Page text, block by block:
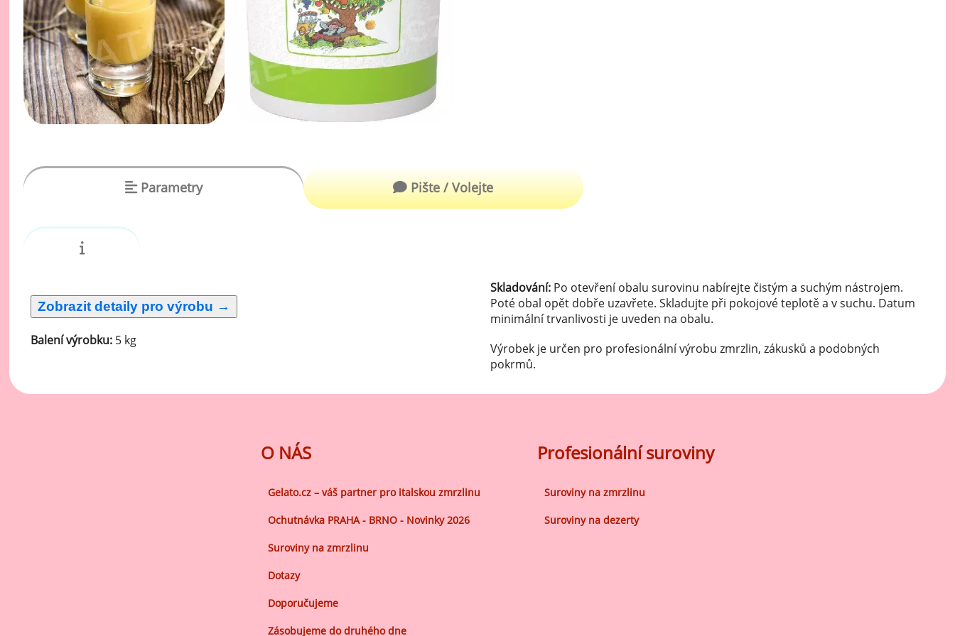
Arašídové ochucovací pasty
Kokosové ochucovací pasty
výrobu kvalitní zmrzliny
Ochucovací sušené ingredience
Ovocné pyré - 100% rozmixované
zralé ovoce
Doplňkové ingredience
Posypy pro dekoraci
Hotové roztíratelné krémy
Posypy pro dekoraci
Parametry Pište / Volejte
Balení výrobku: 5 kg
Skladování: Po otevření obalu surovinu nabírejte čistým a suchým nástrojem.
Poté obal opět dobře uzavřete. Skladujte při pokojové teplotě a v suchu. Datum
minimální trvanlivosti je uveden na obalu.
Výrobek je určen pro profesionální výrobu zmrzlin, zákusků a podobných
pokrmů.
O NÁS
Gelato.cz – váš partner pro italskou zmrzlinu
Ochutnávka PRAHA - BRNO - Novinky 2026
Suroviny na zmrzlinu
Dotazy
Doporučujeme
Zásobujeme do druhého dne
Profesionální suroviny
Suroviny na zmrzlinu
Suroviny na dezerty